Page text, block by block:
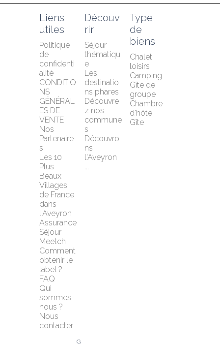
Liens
utiles
Politique
de
confidenti
alité
CONDITIO
NS
GÉNÉRAL
ES DE
VENTE
Nos
Partenaire
s
Les 10
Plus
Beaux
Villages
de France
dans
l'Aveyron
Assurance
Séjour
Meetch
Comment
obtenir le
label ?
FAQ
Qui
sommes-
nous ?
Nous
contacter
Découv
rir
Séjour
thématiqu
e
Les
destinatio
ns phares
Découvre
z nos
commune
s
Découvro
ns
l'Aveyron
...
Type
de
biens
Chalet
loisirs
Camping
Gîte de
groupe
Chambre
d'hôte
Gîte
G